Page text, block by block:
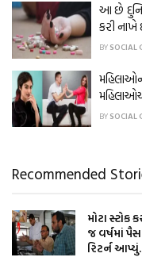
આ છે
કરી
BY SOCIAL
BY SOCIAL
Recommended
મોટા
જ વર્ષમાં
રિટર્ન